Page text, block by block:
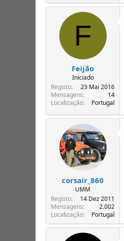
p
F
Feijão
Iniciado
Registo
23 Mai 2016
Mensagens
14
Localização
Portugal
corsair_860
UMM
Registo
14 Dez 2011
Mensagens
2.002
Localização
Portugal